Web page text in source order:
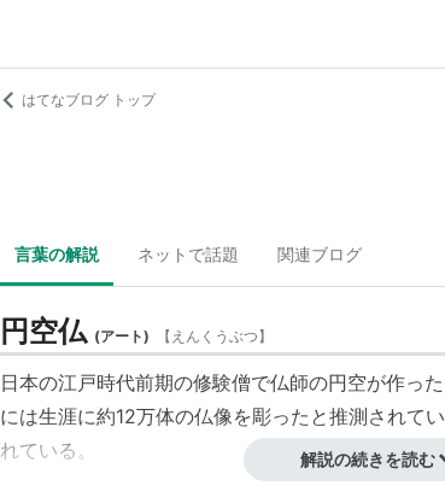
はてなブログ トップ
言葉の解説 ネットで話題 関連ブログ
円空仏 (アート) 【 えんくうぶつ】
日本の江戸時代前期の修験僧で仏師の円空が作っ
には生涯に約12万体の仏像を彫ったと推測されて
れている。
解説の続きを読む